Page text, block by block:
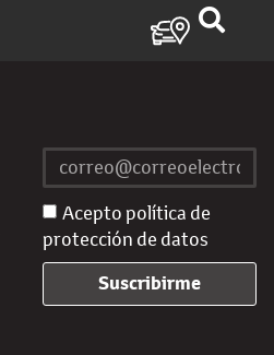
Acepto política de
protección de datos
Suscribirme